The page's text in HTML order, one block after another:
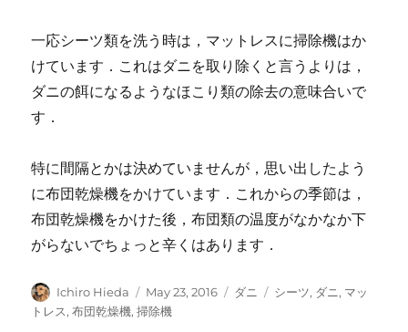
一応シーツ類を洗う時は，マットレスに掃除機はか
けています．これはダニを取り除くと言うよりは，
ダニの餌になるようなほこり類の除去の意味合いで
す．
特に間隔とかは決めていませんが，思い出したよう
に布団乾燥機をかけています．これからの季節は，
布団乾燥機をかけた後，布団類の温度がなかなか下
がらないでちょっと辛くはあります．
Author
Ichiro Hieda
Posted
on
May 23, 2016 Categories
ダニ Tags
シーツ, ダニ, マッ
トレス,布団乾燥機,掃除機